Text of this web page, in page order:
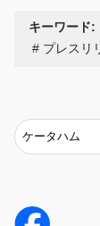
キーワード:
プレスリ